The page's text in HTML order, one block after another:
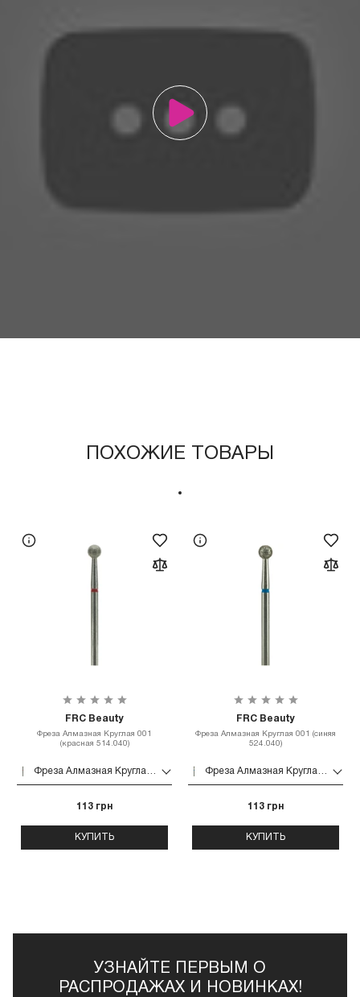
ПОХОЖИЕ ТОВАРЫ
FRC Beauty
Фреза Алмазная Круглая 001
(красная 514.040)
Фреза Алмазная Круглая 001 (красная 514.040)
113 грн
КУПИТЬ
FRC Beauty
Фреза Алмазная Круглая 001 (синяя
524.040)
Фреза Алмазная Круглая 001 (синяя 524.040)
113 грн
КУПИТЬ
УЗНАЙТЕ ПЕРВЫМ О
РАСПРОДАЖАХ И НОВИНКАХ!